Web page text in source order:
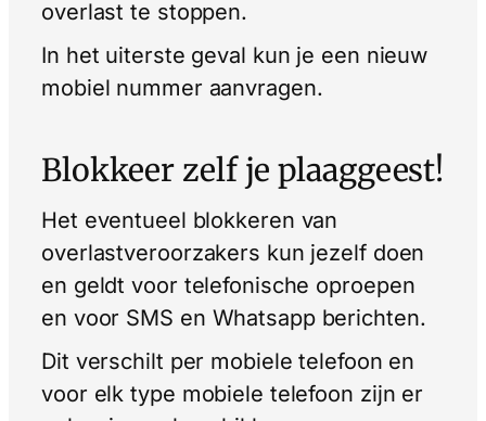
overlast te stoppen.
In het uiterste geval kun je een nieuw
mobiel nummer aanvragen.
Blokkeer zelf je plaaggeest!
Het eventueel blokkeren van
overlastveroorzakers kun jezelf doen
en geldt voor telefonische oproepen
en voor SMS en Whatsapp berichten.
Dit verschilt per mobiele telefoon en
voor elk type mobiele telefoon zijn er